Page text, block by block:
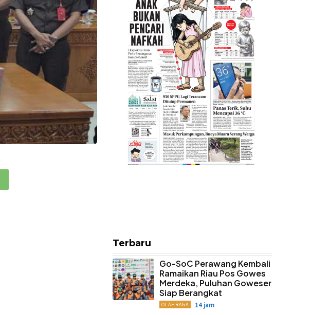
Terbaru
Go-SoC Perawang Kembali
Ramaikan Riau Pos Gowes
Merdeka, Puluhan Goweser
Siap Berangkat
OLAHRAGA 14 jam